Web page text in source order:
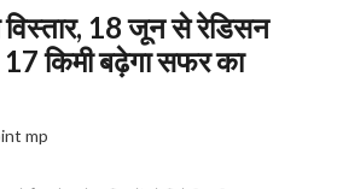
विस्तार, 18 जून से रेडिसन
17 किमी बढ़ेगा सफर का
mp